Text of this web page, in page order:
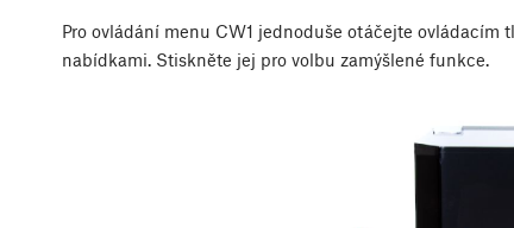
Pro ovládání menu CW1 jednoduše otáčejte ovládacím
nabídkami. Stiskněte jej pro volbu zamýšlené funkce.